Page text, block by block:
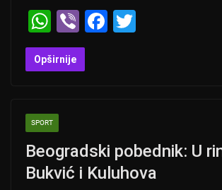
W
h
at
A
p
p
Vi
b
er
F
o
k
Opširnije
SPORT
Beogradski pobednik: U
Bukvić i Kuluhova